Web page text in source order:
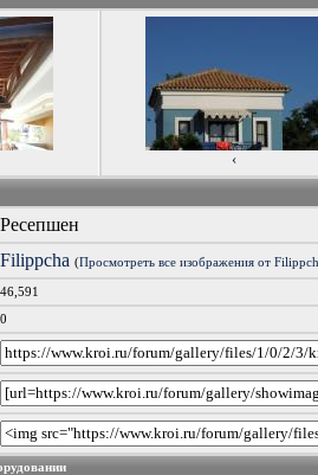
‹
Ресепшен
Filippcha (Просмотреть все изображения от
46,591
0